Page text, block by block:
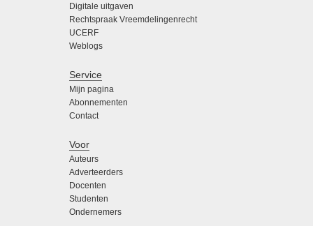
Digitale uitgaven
Rechtspraak Vreemdelingenrecht
UCERF
Weblogs
Service
Mijn pagina
Abonnementen
Contact
Voor
Auteurs
Adverteerders
Docenten
Studenten
Ondernemers